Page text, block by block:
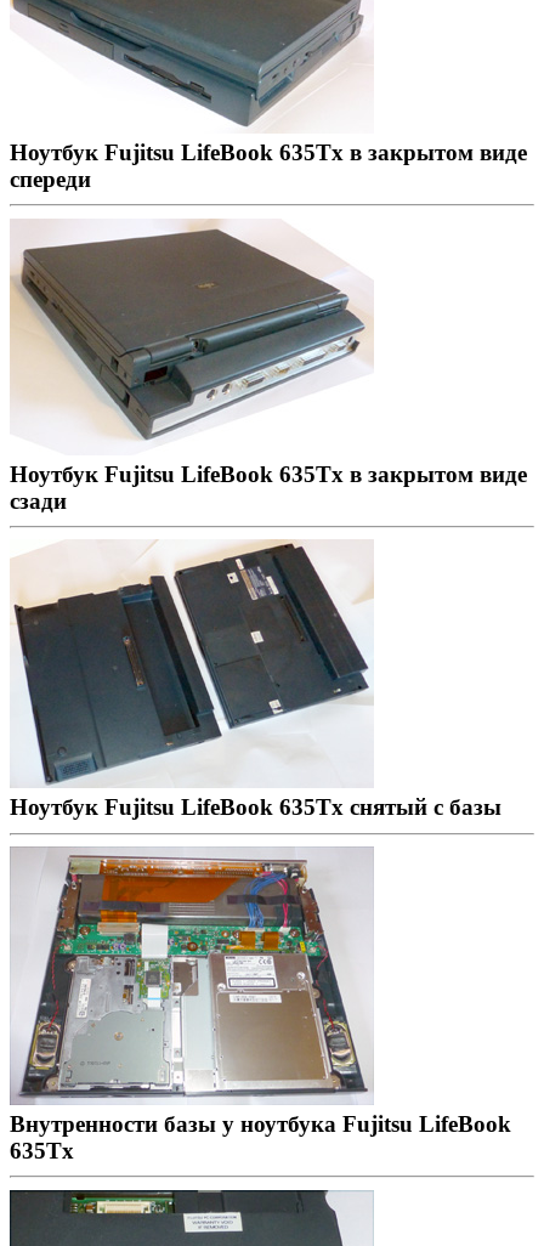
Ноутбук Fujitsu LifeBook 635Tx в закрытом виде
спереди
Ноутбук Fujitsu LifeBook 635Tx в закрытом виде
сзади
Ноутбук Fujitsu LifeBook 635Tx снятый с базы
Внутренности базы у ноутбука Fujitsu LifeBook
635Tx